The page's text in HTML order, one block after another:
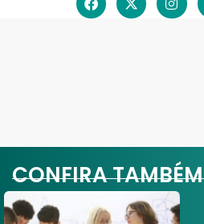
CONFIRA TAMBÉM